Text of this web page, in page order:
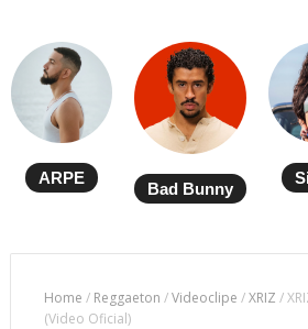
ARPE
Bad Bunny
Home / Reggaeton /Videoclipe /XRIZ /
(Video Oficial)